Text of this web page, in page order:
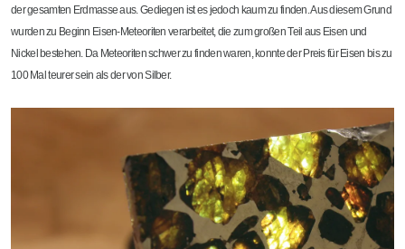
der gesamten Erdmasse aus. Gediegen ist es jedoch kaum zu finden. Aus diesem Grund
wurden zu Beginn Eisen-Meteoriten verarbeitet, die zum großen Teil aus Eisen und
Nickel bestehen. Da Meteoriten schwer zu finden waren, konnte der Preis für Eisen bis zu
100 Mal teurer sein als der von Silber.